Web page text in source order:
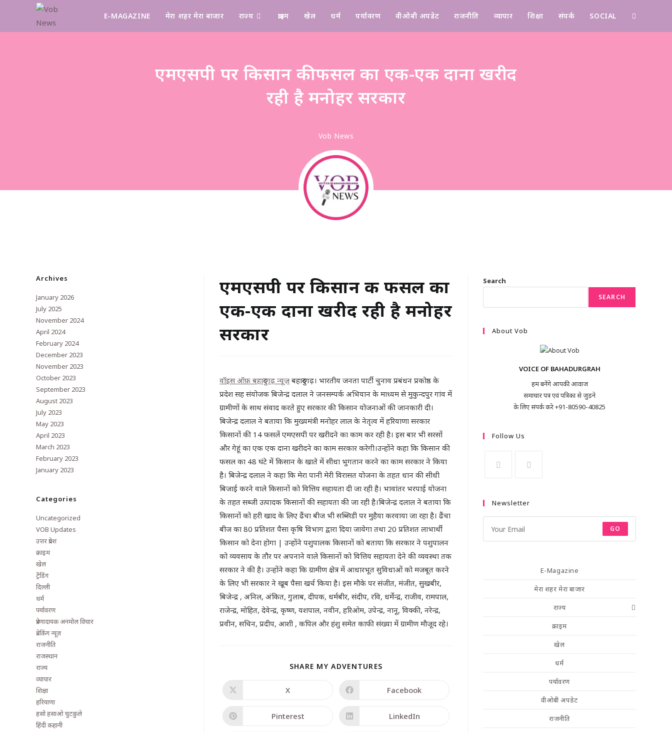
E-MAGAZINE मेरा शहर मेरा बाजार राज्य क्राइम खेल धर्म पर्यावरण वीओबी अपडेट राजनीति व्यापार शिक्षा संपर्क SOCIAL
एमएसपी पर किसान की फसल का एक-एक दाना खरीद
रही है मनोहर सरकार
Vob News
एमएसपी पर किसान की फसल का
एक-एक दाना खरीद रही है मनोहर
सरकार
वॉइस ऑफ़ बहादुरगढ़ न्यूज़ बहादुरगढ़। भारतीय जनता पार्टी चुनाव प्रबंधन प्रकोष्ठ के
प्रदेश सह संयोजक बिजेन्द्र दलाल ने जनसम्पर्क अभियान के माध्यम से मुकुन्दपुर गांव में
ग्रामीणों के साथ संवाद करते हुए सरकार की किसान योजनाओं की जानकारी दी।
बिजेन्द्र दलाल ने बताया कि मुख्यमंत्री मनोहर लाल के नेतृत्व में हरियाणा सरकार
किसानों की 14 फसलें एमएसपी पर खरीदने का काम कर रही है। इस बार भी सरसों
और गेहूं का एक एक दाना खरीदने का काम सरकार करेगी।उन्होंने कहा कि किसान की
फसल का 48 घंटे में किसान के खाते में सीधा भुगतान करने का काम सरकार ने किया
है। बिजेन्द्र दलाल ने कहा कि मेरा पानी मेरी विरासत योजना के तहत धान की सीधी
बिजाई करने वाले किसानों को वित्तिय सहायता दी जा रही है। भावांतर भरपाई योजना
के तहत सब्जी उत्पादक किसानों की सहायता की जा रही है।बिजेन्द्र दलाल ने बताया कि
किसानों को हरी खाद के लिए ढैंचा बीज भी सब्सिडी पर मुहैया करवाया जा रहा है। ढैंचा
बीज का 80 प्रतिशत पैसा कृषि विभाग द्वारा दिया जायेगा तथा 20 प्रतिशत लाभार्थी
किसान को देना होगा | उन्होंने पशुपालक किसानों को बताया कि सरकार ने पशुपालन
को व्यवसाय के तौर पर अपनाने वाले किसानों को वित्तिय सहायता देने की व्यवस्था तक
सरकार ने की है। उन्होंने कहा कि ग्रामीण क्षेत्र में आधारभूत सुविधाओं को मजबूत करने
के लिए भी सरकार ने खूब पैसा खर्च किया है। इस मौके पर संजीत, मंजीत, सुखबीर,
बिजेन्द्र , अनिल, अंकित, गुलाब, दीपक, धर्मबीर, संदीप, रवि, धर्मेन्द्र, राजीव, रामपाल,
राजेन्द्र, मोहित, देवेन्द्र, कृष्ण, यशपाल, नवीन, हरिओम, उपेन्द्र, नानू, विक्की, नरेन्द्र,
प्रवीन, सचिन, प्रदीप, आशी , कपिल और हंशु समेत काफी संख्या में ग्रामीण मौजूद रहे।
SHARE MY ADVENTURES
X Facebook
Pinterest LinkedIn
Archives
January 2026
July 2025
November 2024
April 2024
February 2024
December 2023
November 2023
October 2023
September 2023
August 2023
July 2023
May 2023
April 2023
March 2023
February 2023
January 2023
Categories
Uncategorized
VOB Updates
उत्तर प्रदेश
क्राइम
खेल
ट्रेंडिंग
दिल्ली
धर्म
पर्यावरण
प्रेरणादायक अनमोल विचार
ब्रेकिंग न्यूज़
राजनीति
राजस्थान
राज्य
व्यापार
शिक्षा
हरियाणा
हसो हसाओ चुटकुले
हिंदी कहानी
Search
SEARCH
About Vob
VOICE OF BAHADURGRAH
हम बनेंगे आपकी आवाज
समाचार पत्र एवं पत्रिका से जुड़ने
के लिए संपर्क करे +91-80590-40825
Follow Us
Newsletter
GO
E-Magazine
मेरा शहर मेरा बाजार
राज्य
क्राइम
खेल
धर्म
पर्यावरण
वीओबी अपडेट
राजनीति
Design & Manage By Digital Drolia Contact